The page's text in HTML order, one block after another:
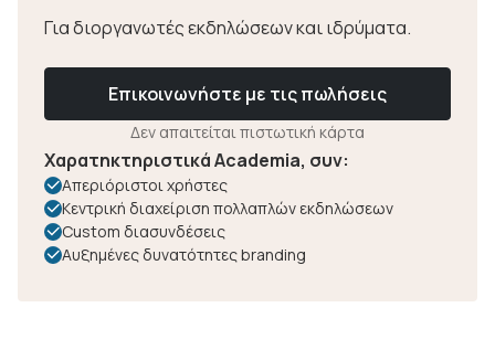
Για διοργανωτές εκδηλώσεων και ιδρύματα.
Επικοινωνήστε με τις πωλήσεις
Δεν απαιτείται πιστωτική κάρτα
Χαρατηκτηριστικά Academia, συν:
Απεριόριστοι χρήστες
Κεντρική διαχείριση πολλαπλών εκδηλώσεων
Custom διασυνδέσεις
Αυξημένες δυνατότητες branding